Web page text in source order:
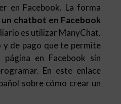
en Facebook. La forma
un chatbot en Facebook
es utilizar ManyChat.
de pago que te permite
en Facebook sin
En este enlace
sobre cómo crear un